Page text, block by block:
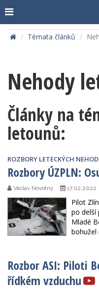
Témata článků
Nehody
Články na
letounů:
ROZBORY LETECKÝCH NEHOD
Rozbory ÚZPLN:
Václav Novotný 17.02.2022
Pilot
po delší
Mladé
bohužel
Rozbor ASI: Piloti
řídkém vzduchu